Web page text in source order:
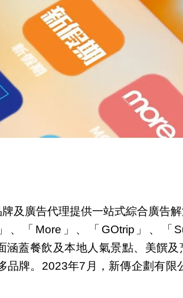
及廣告代理提供一站式綜合廣告
「More」、「GOtrip」、「
蓋餐飲及本地人氣景點、美饌
牌。2023年7月，新傳企劃有限